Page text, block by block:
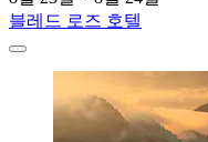
블레드 로즈 호텔